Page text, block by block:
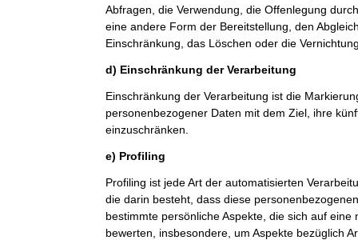
Abfragen, die Verwendung, die Offenlegung
eine andere Form der Bereitstellung, den
Einschränkung, das Löschen oder die
d) Einschränkung der Verarbeitung
Einschränkung der Verarbeitung ist die
personenbezogener Daten mit dem Ziel, ihre
einzuschränken.
e) Profiling
Profiling ist jede Art der automatisierten
die darin besteht, dass diese
bestimmte persönliche Aspekte, die sich auf
bewerten, insbesondere, um Aspekte bezüglich